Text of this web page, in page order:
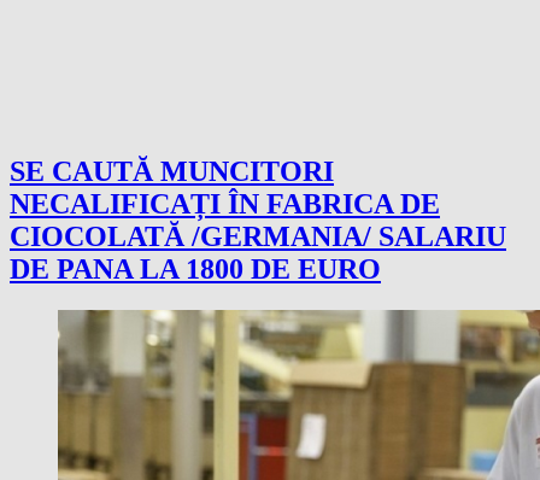
SE CAUTĂ MUNCITORI
NECALIFICAȚI ÎN FABRICA DE
CIOCOLATĂ /GERMANIA/ SALARIU
DE PANA LA 1800 DE EURO